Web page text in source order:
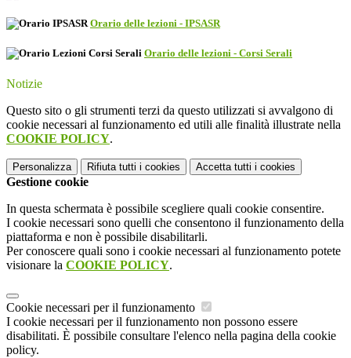
Orario delle lezioni - IPSASR
Orario delle lezioni - Corsi Serali
Notizie
Questo sito o gli strumenti terzi da questo utilizzati si avvalgono di
cookie necessari al funzionamento ed utili alle finalità illustrate nella
COOKIE POLICY.
Personalizza Rifiuta tutti i cookies Accetta tutti i cookies
Gestione cookie
In questa schermata è possibile scegliere quali cookie consentire.
I cookie necessari sono quelli che consentono il funzionamento della
piattaforma e non è possibile disabilitarli.
Per conoscere quali sono i cookie necessari al funzionamento potete
visionare la COOKIE POLICY.
Cookie necessari per il funzionamento
I cookie necessari per il funzionamento non possono essere
disabilitati. È possibile consultare l'elenco nella pagina della cookie
policy.